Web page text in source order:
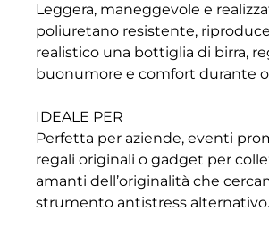
Leggera, maneggevole e
poliuretano resistente,
realistico una bottiglia di birra,
buonumore e comfort durante
IDEALE PER
Perfetta per aziende, eventi
regali originali o gadget per
amanti dell’originalità che
strumento antistress alternativo.